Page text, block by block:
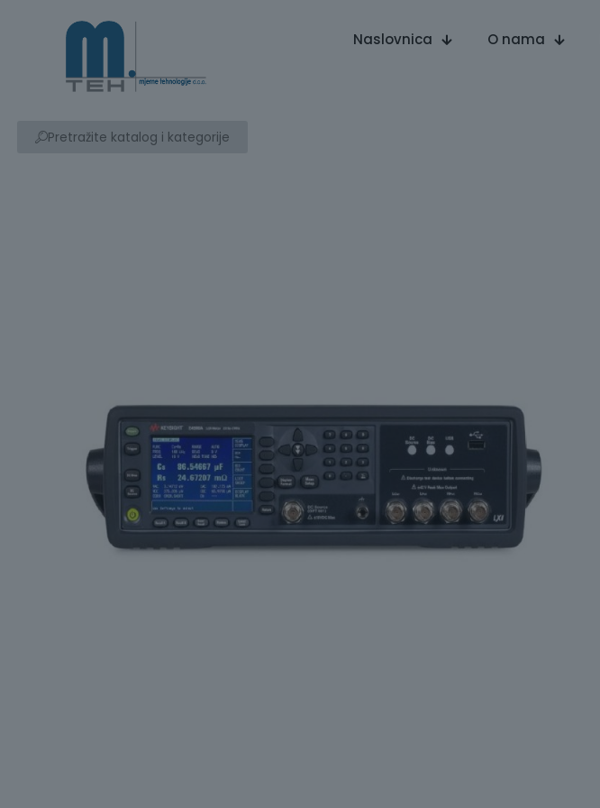
Naslovnica O nama
Pretražite katalog i kategorije